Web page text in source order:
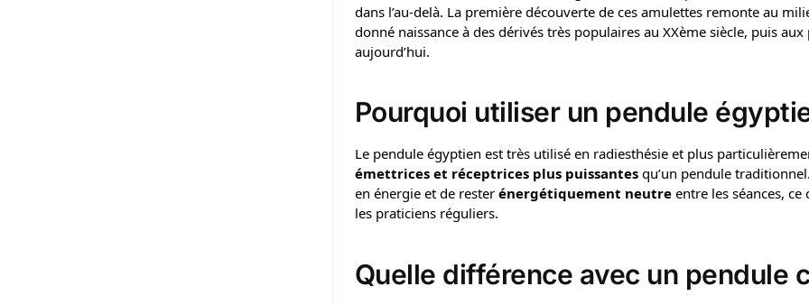
dans l’au-delà. La première découverte de ces amulettes remonte au
donné naissance à des dérivés très populaires au XXème siècle, puis
aujourd’hui.
Pourquoi utiliser un pendule
Le pendule égyptien est très utilisé en radiesthésie et plus
émettrices et réceptrices plus puissantesqu’un pendule
en énergie et de rester énergétiquement neutreentre les séances,
les praticiens réguliers.
Quelle différence avec un pendule